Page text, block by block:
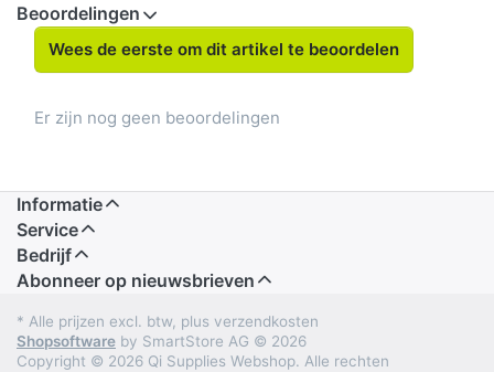
Beoordelingen
Wees de eerste om dit artikel te beoordelen
Er zijn nog geen beoordelingen
Informatie
Service
Bedrijf
Abonneer op nieuwsbrieven
* Alle prijzen excl. btw, plus verzendkosten
Shopsoftware by SmartStore AG © 2026
Copyright © 2026 Qi Supplies Webshop. Alle rechten